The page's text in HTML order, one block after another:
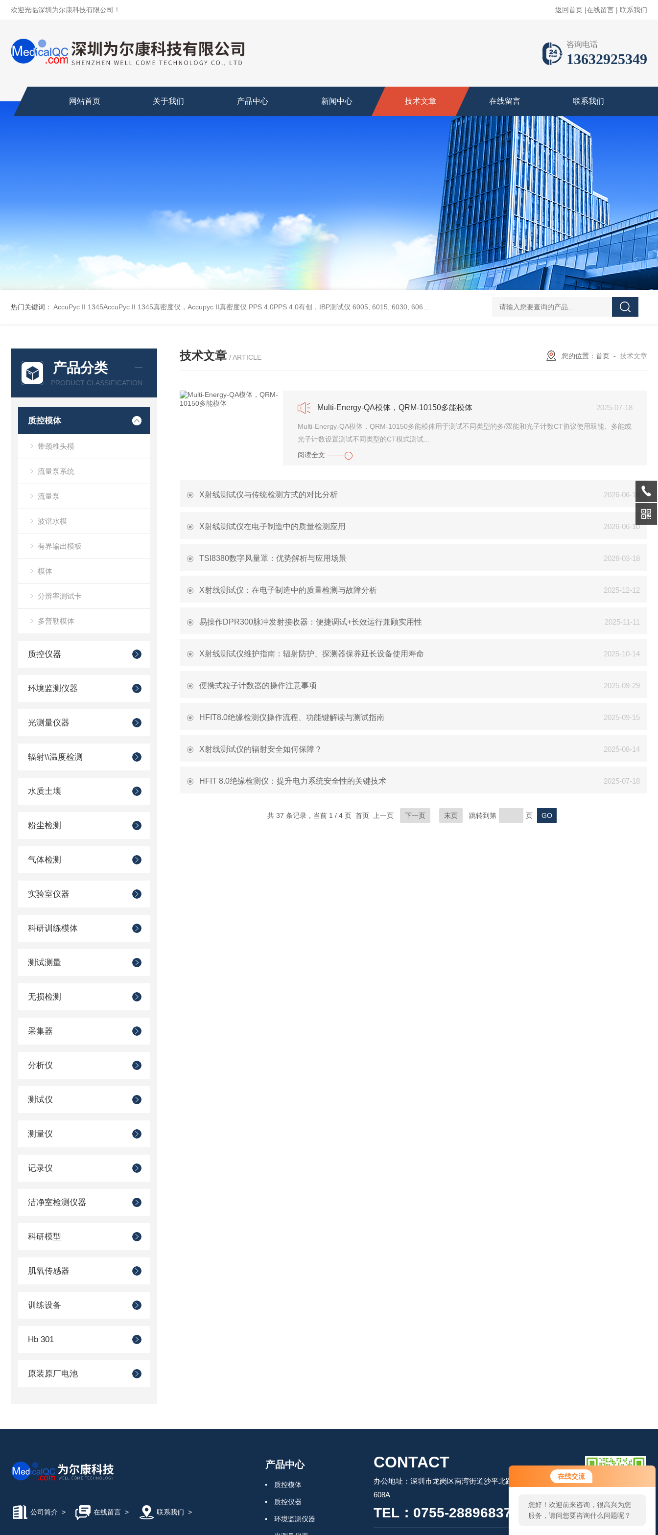
在线交流
您好！欢迎前来咨询，很高兴为您
服务，请问您要咨询什么问题呢？
欢迎光临深圳为尔康科技有限公司！ 返回首页 |在线留言 | 联系我们
咨询电话
13632925349
网站首页 关于我们 产品中心 新闻中心 技术文章 在线留言 联系我们
热门关键词： AccuPyc II 1345AccuPyc II 1345真密度仪，Accupyc II真密度仪 PPS 4.0PPS 4.0有创，IBP测试仪 6005, 6015, 6030, 6060, 6100, 6170Hans Rudolph非扩散气体收集袋,Hans Rudolph非扩散气囊
产品分类
PRODUCT CLASSIFICATION
质控模体
带颈椎头模
流量泵系统
流量泵
波谱水模
有界输出模板
模体
分辨率测试卡
多普勒模体
质控仪器
环境监测仪器
光测量仪器
辐射\\温度检测
水质土壤
粉尘检测
气体检测
实验室仪器
科研训练模体
测试测量
无损检测
采集器
分析仪
测试仪
测量仪
记录仪
洁净室检测仪器
科研模型
肌氧传感器
训练设备
Hb 301
原装原厂电池
技术文章 / ARTICLE 您的位置： 首页 - 技术文章
Multi-Energy-QA模体，QRM-10150多能模体 2025-07-18
Multi-Energy-QA模体，QRM-10150多能模体用于测试不同类型的多/双能和光子计数CT协议使用双能、多能或
光子计数设置测试不同类型的CT模式测试...
阅读全文
X射线测试仪与传统检测方式的对比分析 2026-06-18
X射线测试仪在电子制造中的质量检测应用 2026-06-10
TSI8380数字风量罩：优势解析与应用场景 2026-03-18
X射线测试仪：在电子制造中的质量检测与故障分析 2025-12-12
易操作DPR300脉冲发射接收器：便捷调试+长效运行兼顾实用性 2025-11-11
X射线测试仪维护指南：辐射防护、探测器保养延长设备使用寿命 2025-10-14
便携式粒子计数器的操作注意事项 2025-09-29
HFIT8.0绝缘检测仪操作流程、功能键解读与测试指南 2025-09-15
X射线测试仪的辐射安全如何保障？ 2025-08-14
HFIT 8.0绝缘检测仪：提升电力系统安全性的关键技术 2025-07-18
共 37 条记录，当前 1 / 4 页 首页 上一页 下一页 末页 跳转到第 页
公司简介 > 在线留言> 联系我们 >
产品中心
质控模体
质控仪器
环境监测仪器
CONTACT
办公地址：深圳市龙岗区南湾街道沙平北路111号吉茂大厦
608A
TEL：0755-28896837